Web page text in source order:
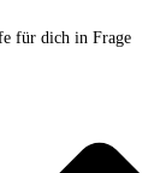
für dich in Frage